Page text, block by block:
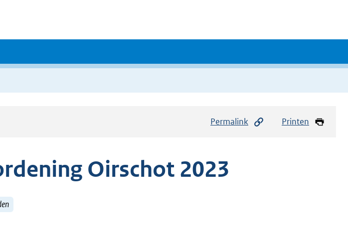
Permalink Printen
Oirschot 2023